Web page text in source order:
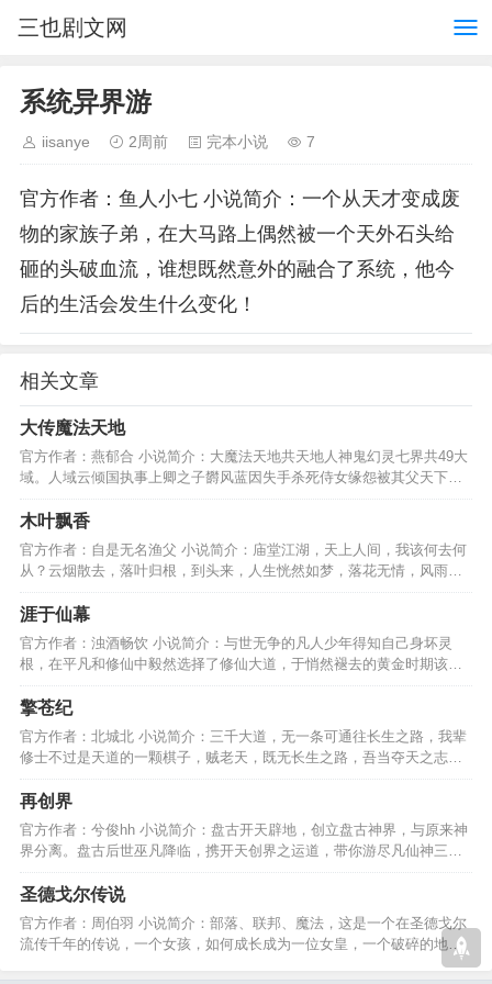
三也剧文网
系统异界游
iisanye 2周前 完本小说 7
官方作者：鱼人小七 小说简介：一个从天才变成废
物的家族子弟，在大马路上偶然被一个天外石头给
砸的头破血流，谁想既然意外的融合了系统，他今
后的生活会发生什么变化！
相关文章
大传魔法天地
官方作者：燕郁合 小说简介：大魔法天地共天地人神鬼幻灵七界共49大
域。人域云倾国执事上卿之子欝风蓝因失手杀死侍女缘怨被其父天下公
卿欝仁天就地正法………
木叶飘香
官方作者：自是无名渔父 小说简介：庙堂江湖，天上人间，我该何去何
从？云烟散去，落叶归根，到头来，人生恍然如梦，落花无情，风雨伤
春，请君惜取眼前人！…
涯于仙幕
官方作者：浊酒畅饮 小说简介：与世无争的凡人少年得知自己身坏灵
根，在平凡和修仙中毅然选择了修仙大道，于悄然褪去的黄金时期该如
何生存于修仙界的洪流。…
擎苍纪
官方作者：北城北 小说简介：三千大道，无一条可通往长生之路，我辈
修士不过是天道的一颗棋子，贼老天，既无长生之路，吾当夺天之志，
执吾念，奉长生之行。…
再创界
官方作者：兮俊hh 小说简介：盘古开天辟地，创立盘古神界，与原来神
界分离。盘古后世巫凡降临，携开天创界之运道，带你游尽凡仙神三
界，再创界、、、、、、…
圣德戈尔传说
官方作者：周伯羽 小说简介：部落、联邦、魔法，这是一个在圣德戈尔
流传千年的传说，一个女孩，如何成长成为一位女皇，一个破碎的地方